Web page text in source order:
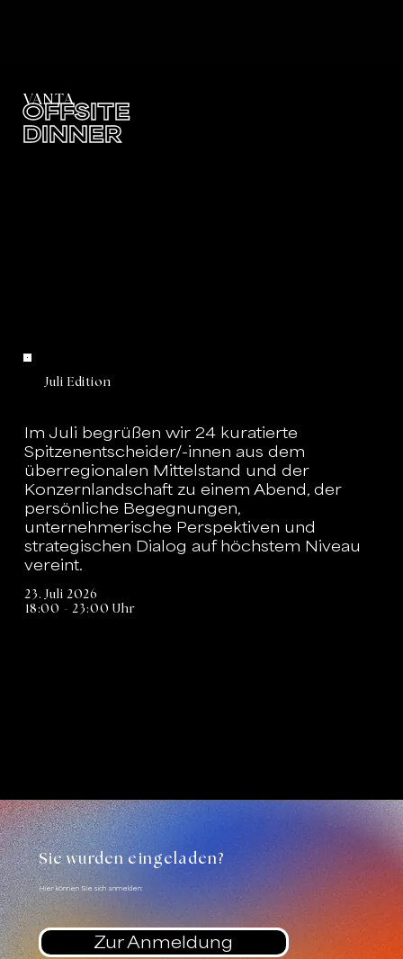
Juli Edition
Im Juli begrüßen wir 24 kuratierte
Spitzenentscheider/-innen aus dem
überregionalen Mittelstand und der
Konzernlandschaft zu einem Abend, der
persönliche Begegnungen,
unternehmerische Perspektiven und
strategischen Dialog auf höchstem Niveau
vereint.
23. Juli 2026
18:00 - 23:00 Uhr
VANTA
OFFSITE
DINNER
Sie wurden eingeladen?
Hier können Sie sich anmelden:
Zur Anmeldung